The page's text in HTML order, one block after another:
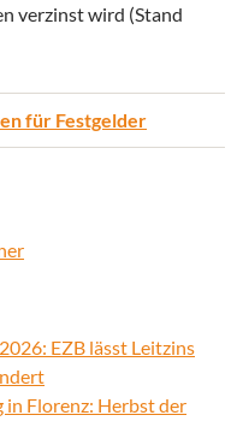
verzinst wird (Stand
für Festgelder
EZB lässt Leitzins
in Florenz: Herbst der